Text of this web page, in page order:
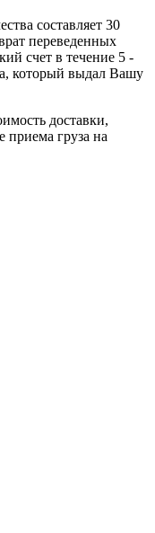
составляет 30
переведенных
счет в течение 5 -
который выдал Вашу
доставки,
приема груза на